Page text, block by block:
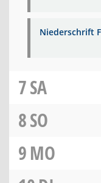
Niederschrift
7SA
8SO
9MO